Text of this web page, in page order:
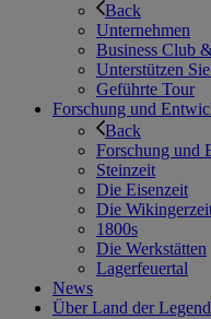
Back
Unternehmen
Business Club
Unterstützen
Geführte Tour
Forschung und
Back
Forschung und
Steinzeit
Die Eisenzeit
Die
1800s
Die Werkstätten
Lagerfeuertal
News
Über Land der